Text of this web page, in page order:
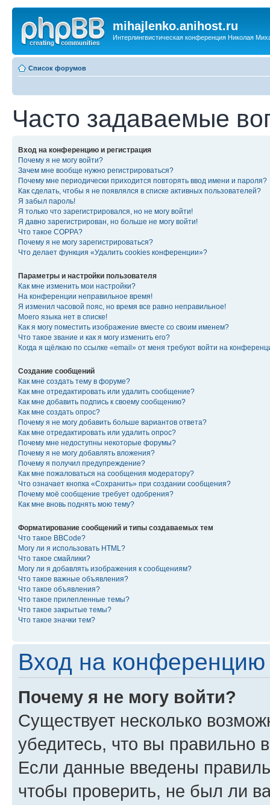
mihajlenko.anihost.ru
Интерлингвистическая конференция Николая
Список форумов
Часто задаваемые
Вход на конференцию и регистрация
Почему я не могу войти?
Зачем мне вообще нужно регистрироваться?
Почему мне периодически приходится повторять ввод имени и пароля?
Как сделать, чтобы я не появлялся в списке активных пользователей?
Я забыл пароль!
Я только что зарегистрировался, но не могу войти!
Я давно зарегистрирован, но больше не могу войти!
Что такое COPPA?
Почему я не могу зарегистрироваться?
Что делает функция «Удалить cookies конференции»?
Параметры и настройки пользователя
Как мне изменить мои настройки?
На конференции неправильное время!
Я изменил часовой пояс, но время все равно неправильное!
Моего языка нет в списке!
Как я могу поместить изображение вместе со своим именем?
Что такое звание и как я могу изменить его?
Когда я щёлкаю по ссылке «email» от меня требуют войти на
Создание сообщений
Как мне создать тему в форуме?
Как мне отредактировать или удалить сообщение?
Как мне добавить подпись к своему сообщению?
Как мне создать опрос?
Почему я не могу добавить больше вариантов ответа?
Как мне отредактировать или удалить опрос?
Почему мне недоступны некоторые форумы?
Почему я не могу добавлять вложения?
Почему я получил предупреждение?
Как мне пожаловаться на сообщения модератору?
Что означает кнопка «Сохранить» при создании сообщения?
Почему моё сообщение требует одобрения?
Как мне вновь поднять мою тему?
Форматирование сообщений и типы создаваемых тем
Что такое BBCode?
Могу ли я использовать HTML?
Что такое смайлики?
Могу ли я добавлять изображения к сообщениям?
Что такое важные объявления?
Что такое объявления?
Что такое прилепленные темы?
Что такое закрытые темы?
Что такое значки тем?
Вход на конференцию
Почему я не могу войти?
Существует несколько
убедитесь, что вы правильно
Если данные введены
чтобы проверить, не был ли